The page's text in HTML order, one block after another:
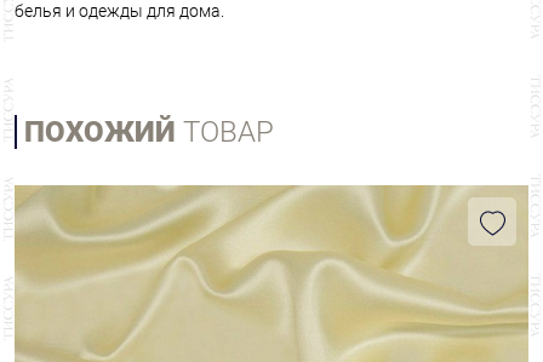
белья и одежды для дома.
ПОХОЖИЙ ТОВАР